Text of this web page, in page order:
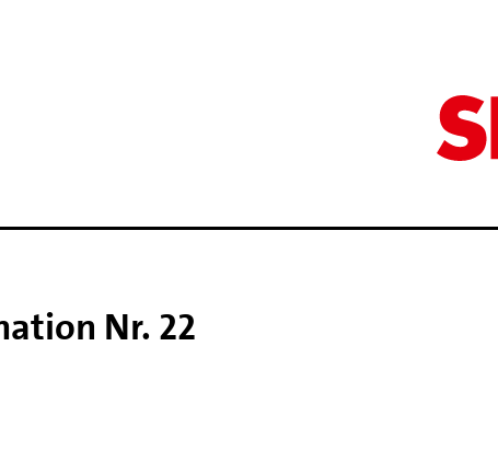
Nr. 22